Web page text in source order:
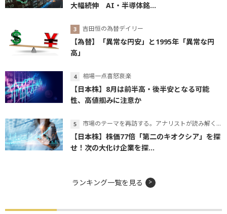
大幅続伸 AI・半導体銘...
吉田恒の為替デイリー
【為替】「異常な円安」と1995年「異常な円
高」
相場一点喜怒哀楽
【日本株】8月は前半高・後半安となる可能
性、高値掴みに注意か
市場のテーマを再訪する。アナリストが読み解くテーマの本質
【日本株】株価77倍「第二のキオクシア」を探
せ！次の大化け企業を探...
ランキング一覧を見る